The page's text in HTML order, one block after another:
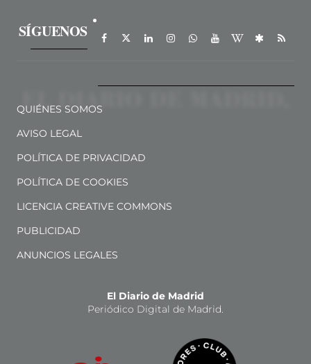
SÍGUENOS
QUIÉNES SOMOS
AVISO LEGAL
POLÍTICA DE PRIVACIDAD
POLÍTICA DE COOKIES
LICENCIA CREATIVE COMMONS
PUBLICIDAD
ANUNCIOS LEGALES
El Diario de Madrid
Periódico Digital de Madrid.